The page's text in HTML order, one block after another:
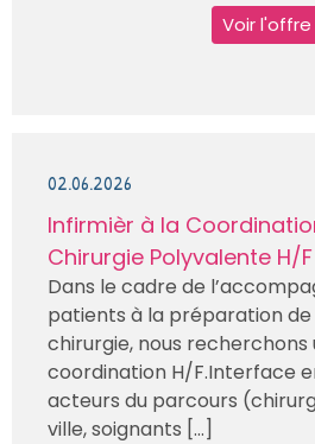
Voir l'offre
02.06.2026
Infirmièr à la
Chirurgie Polyvalente H/F
Dans le cadre de
patients à la préparation
chirurgie, nous recherchons
coordination H/F.Interface
acteurs du parcours
ville, soignants [...]